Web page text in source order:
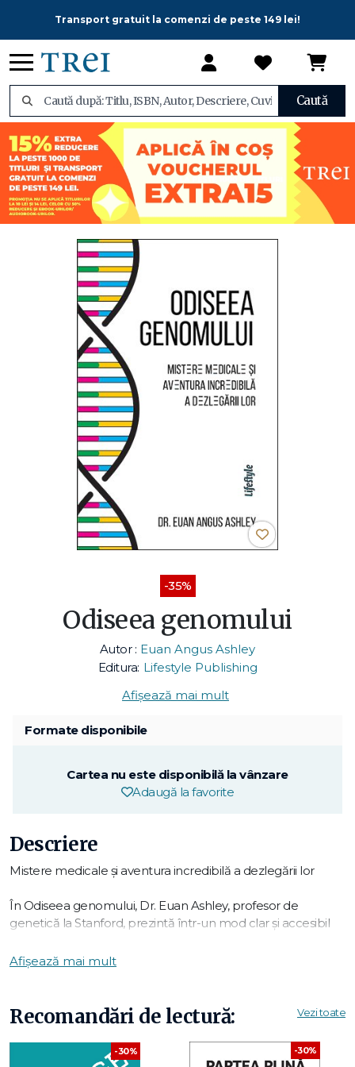
Transport gratuit la comenzi de peste 149 lei!
Caută
-35%
Odiseea genomului
Autor : Euan Angus Ashley
Editura: Lifestyle Publishing
Afișează mai mult
Formate disponibile
Cartea nu este disponibilă la vânzare
Adaugă la favorite
Descriere
Mistere medicale și aventura incredibilă a dezlegării lor
În Odiseea genomului, Dr. Euan Ashley, profesor de
genetică la Stanford, prezintă într-un mod clar și accesibil
acum, pentru prima dată, posibilitatea de a anticipa viitorul
umană.
Pasionat de subiectul cărții sale și totodată plin de
compasiune pentru pacienții săi, autorul le face cunoștință
cititorilor cu un grup dinamic de cercetători și medici-
Afișează mai mult
Recomandări de lectură: Vezi toate
-30% -30%